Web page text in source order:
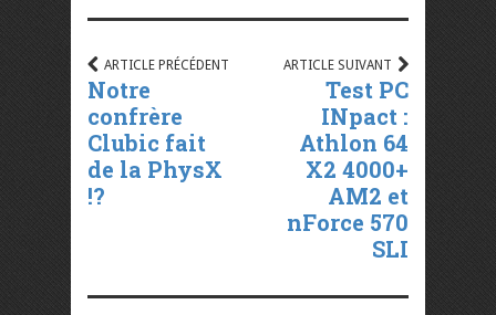
ARTICLE PRÉCÉDENT
Notre
confrère
Clubic fait
de la PhysX
!?
ARTICLE SUIVANT
Test PC
INpact :
Athlon 64
X2 4000+
AM2 et
nForce 570
SLI